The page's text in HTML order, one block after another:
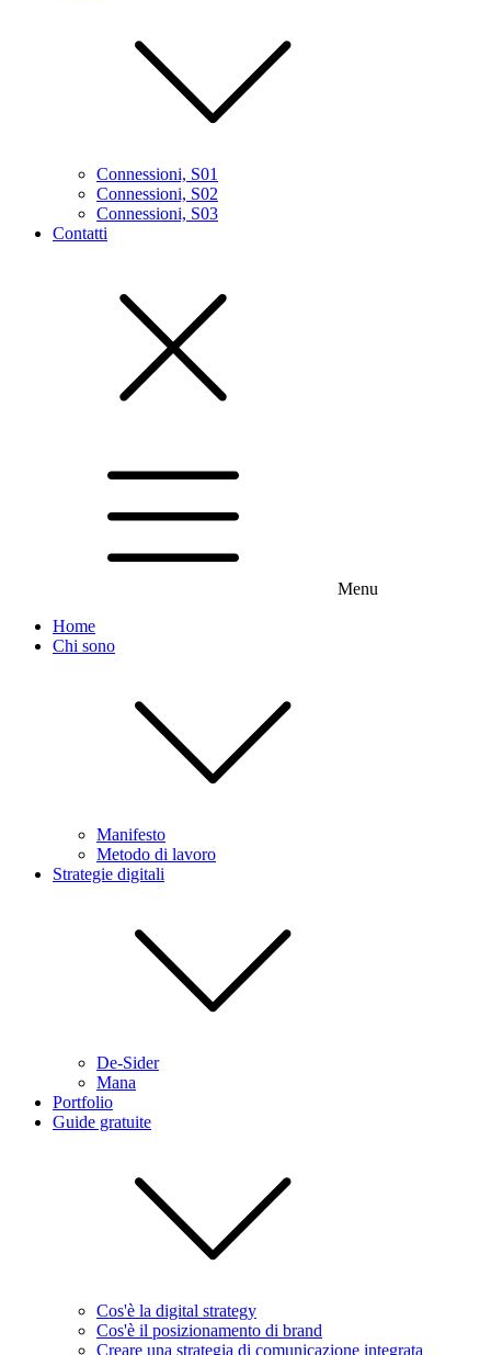
Connessioni, S01
Connessioni, S02
Connessioni, S03
Contatti
Menu
Home
Chi sono
Manifesto
Metodo di lavoro
Strategie digitali
De-Sider
Mana
Portfolio
Guide gratuite
Cos'è la digital strategy
Cos'è il posizionamento di brand
Creare una strategia di comunicazione integrata